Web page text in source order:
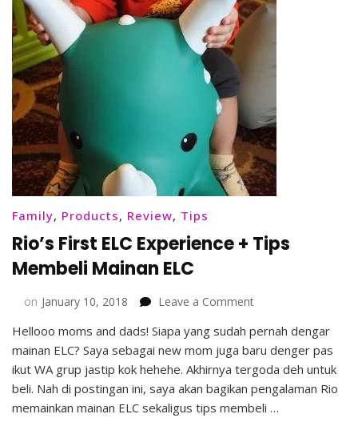
Family, Products, Review, Tips
Rio’s First ELC Experience + Tips
Membeli Mainan ELC
on January 10, 2018 Leave a Commenton
First
ELC
Experience
+
Tips
Hellooo moms and dads! Siapa yang sudah pernah dengar
mainan ELC? Saya sebagai new mom juga baru denger pas
ikut WA grup jastip kok hehehe. Akhirnya tergoda deh untuk
beli. Nah di postingan ini, saya akan bagikan pengalaman Rio
memainkan mainan ELC sekaligus tips membeli …